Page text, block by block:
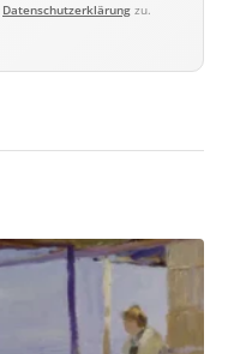
Datenschutzerklärung zu.